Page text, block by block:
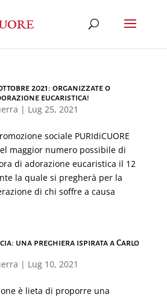
2021: organizzate o
eucaristica!
| Lug 25, 2021
sociale PURIdiCUORE
maggior numero possibile di
di adorazione eucaristica il 12
la quale si pregherà per la
di chi soffre a causa
una preghiera ispirata a Carlo
| Lug 10, 2021
è lieta di proporre una